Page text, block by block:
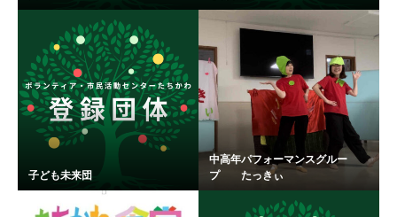
子ども未来団
中高年パフォーマンスグルー
プ たっきぃ